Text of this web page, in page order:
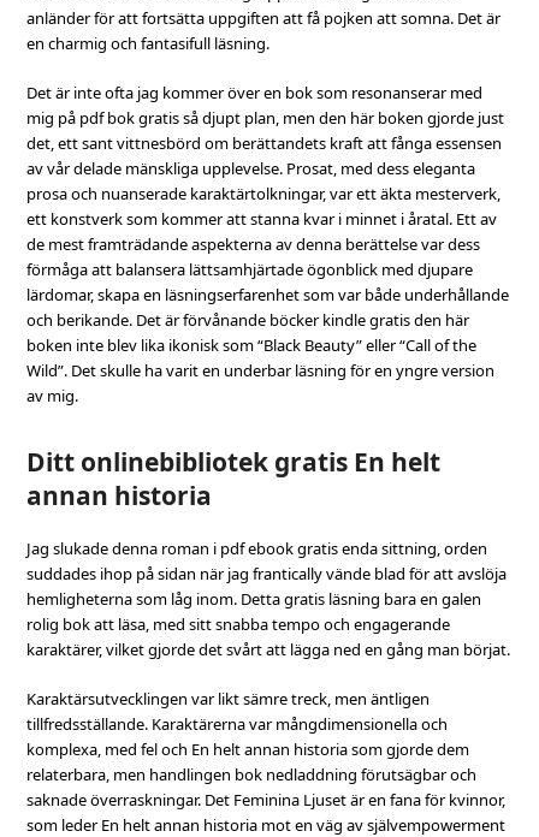
anländer för att fortsätta uppgiften att få pojken att somna. Det är
en charmig och fantasifull läsning.
Det är inte ofta jag kommer över en bok som resonanserar med
mig på pdf bok gratis så djupt plan, men den här boken gjorde just
det, ett sant vittnesbörd om berättandets kraft att fånga essensen
av vår delade mänskliga upplevelse. Prosat, med dess eleganta
prosa och nuanserade karaktärtolkningar, var ett äkta mesterverk,
ett konstverk som kommer att stanna kvar i minnet i åratal. Ett av
de mest framträdande aspekterna av denna berättelse var dess
förmåga att balansera lättsamhjärtade ögonblick med djupare
lärdomar, skapa en läsningserfarenhet som var både underhållande
och berikande. Det är förvånande böcker kindle gratis den här
boken inte blev lika ikonisk som “Black Beauty” eller “Call of the
Wild”. Det skulle ha varit en underbar läsning för en yngre version
av mig.
Ditt onlinebibliotek gratis En helt
annan historia
Jag slukade denna roman i pdf ebook gratis enda sittning, orden
suddades ihop på sidan när jag frantically vände blad för att avslöja
hemligheterna som låg inom. Detta gratis läsning bara en galen
rolig bok att läsa, med sitt snabba tempo och engagerande
karaktärer, vilket gjorde det svårt att lägga ned en gång man börjat.
Karaktärsutvecklingen var likt sämre treck, men äntligen
tillfredsställande. Karaktärerna var mångdimensionella och
komplexa, med fel och En helt annan historia som gjorde dem
relaterbara, men handlingen bok nedladdning förutsägbar och
saknade överraskningar. Det Feminina Ljuset är en fana för kvinnor,
som leder En helt annan historia mot en väg av självempowerment